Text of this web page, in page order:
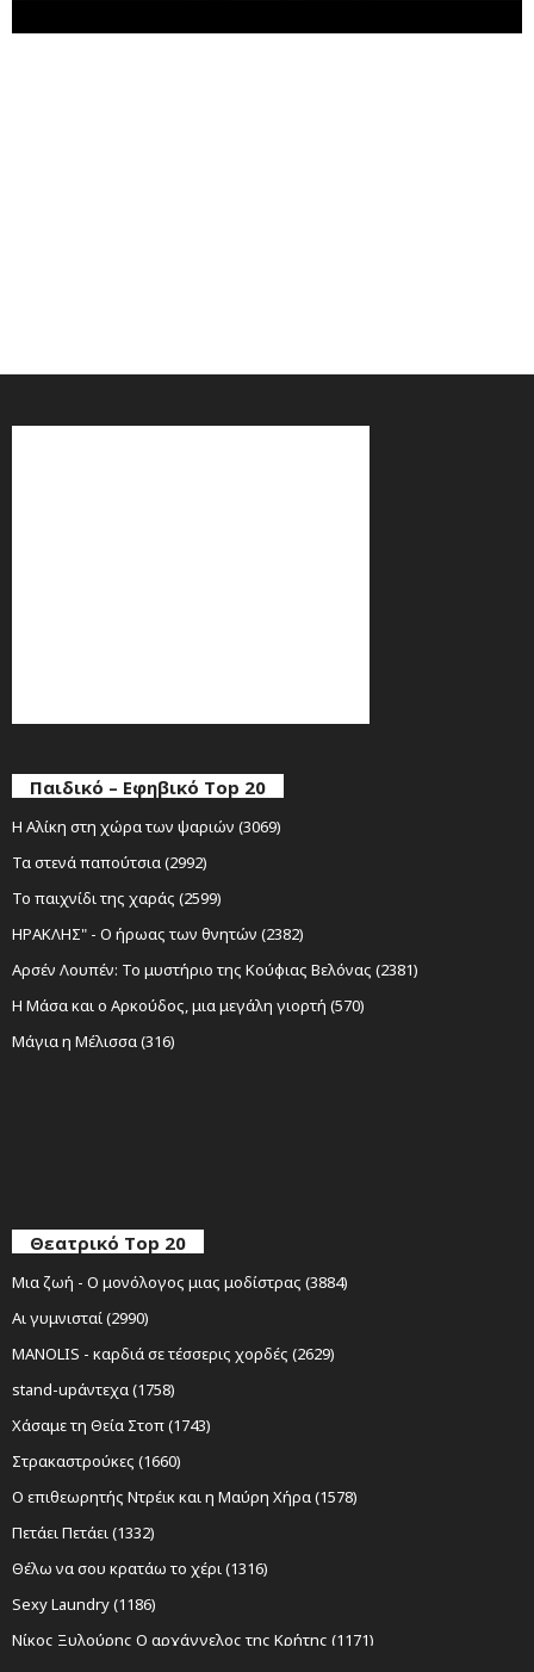
Παιδικό – Εφηβικό Top 20
Η Αλίκη στη χώρα των ψαριών (3069)
Τα στενά παπούτσια (2992)
Το παιχνίδι της χαράς (2599)
ΗΡΑΚΛΗΣ" - Ο ήρωας των θνητών (2382)
Αρσέν Λουπέν: Το μυστήριο της Κούφιας Βελόνας (2381)
Η Μάσα και ο Αρκούδος, μια μεγάλη γιορτή (570)
Μάγια η Μέλισσα (316)
Θεατρικό Top 20
Μια ζωή - Ο μονόλογος μιας μοδίστρας (3884)
Αι γυμνισταί (2990)
MANOLIS - καρδιά σε τέσσερις χορδές (2629)
stand-upάντεχα (1758)
Χάσαμε τη Θεία Στοπ (1743)
Στρακαστρούκες (1660)
Ο επιθεωρητής Ντρέικ και η Μαύρη Χήρα (1578)
Πετάει Πετάει (1332)
Θέλω να σου κρατάω το χέρι (1316)
Sexy Laundry (1186)
Νίκος Ξυλούρης Ο αρχάγγελος της Κρήτης (1171)